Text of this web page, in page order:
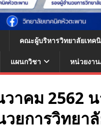
คณะผู้บริหารวิทยาลัยเทค
แผนกวิชา หน่วยงา
วาคม 2562
ยการวิทยา